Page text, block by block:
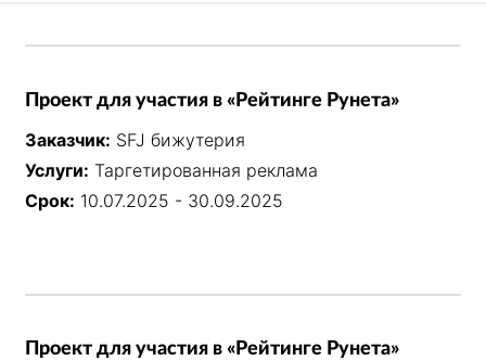
Проект для участия в «Рейтинге Рунета»
Заказчик: SFJ бижутерия
Услуги: Таргетированная реклама
Срок: 10.07.2025 - 30.09.2025
Проект для участия в «Рейтинге Рунета»